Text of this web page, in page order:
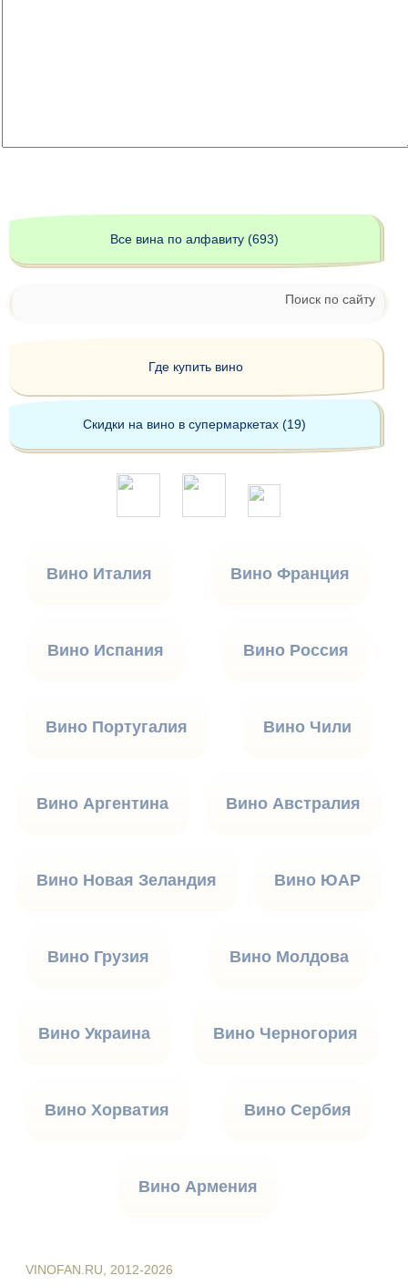
Все вина по алфавиту (693)
Поиск по сайту
Где купить вино
Скидки на вино в супермаркетах (19)
Вино Италия Вино Франция
Вино Испания Вино Россия
Вино Португалия Вино Чили
Вино Аргентина Вино Австралия
Вино Новая Зеландия Вино ЮАР
Вино Грузия Вино Молдова
Вино Украина Вино Черногория
Вино Хорватия Вино Сербия
Вино Армения
VINOFAN.RU, 2012-2026